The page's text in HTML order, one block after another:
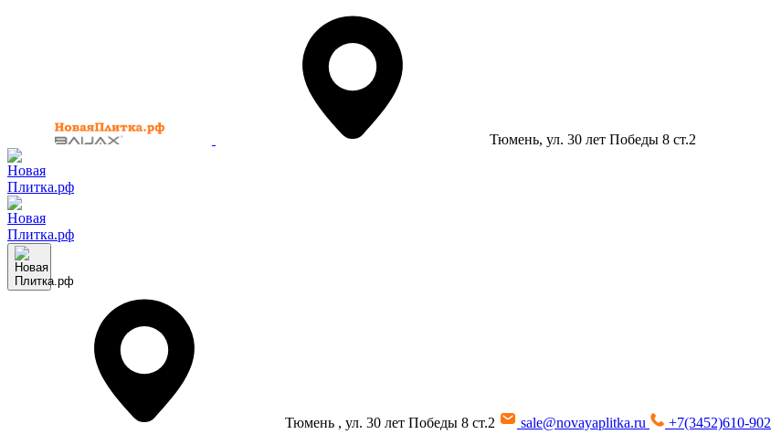
Тюмень, ул. 30 лет Победы 8 ст.2
Тюмень , ул. 30 лет Победы 8 ст.2 sale@novayaplitka.ru
+7(3452)610-902